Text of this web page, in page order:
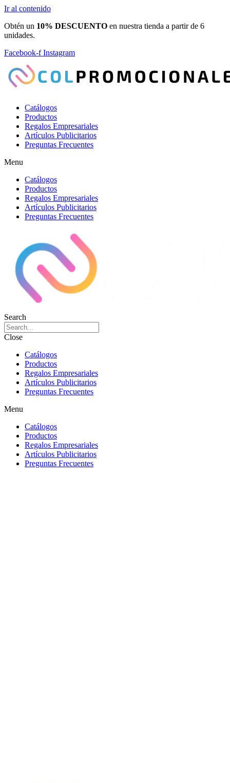
Ir al contenido
Obtén un 10% DESCUENTO en nuestra tienda a partir de 6
unidades.
Facebook-f Instagram
Catálogos
Productos
Regalos Empresariales
Artículos Publicitarios
Preguntas Frecuentes
Menu
Catálogos
Productos
Regalos Empresariales
Artículos Publicitarios
Preguntas Frecuentes
Search
Close
Catálogos
Productos
Regalos Empresariales
Artículos Publicitarios
Preguntas Frecuentes
Menu
Catálogos
Productos
Regalos Empresariales
Artículos Publicitarios
Preguntas Frecuentes